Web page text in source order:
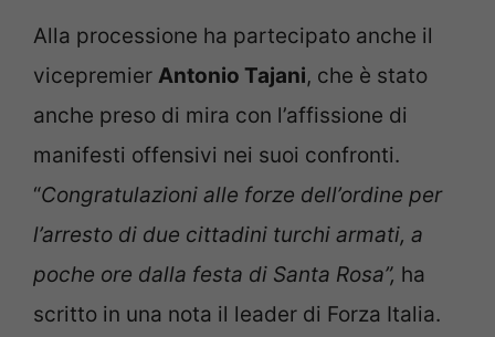
Alla processione ha partecipato anche il
vicepremier Antonio Tajani, che è stato
anche preso di mira con l’affissione di
manifesti offensivi nei suoi confronti.
“Congratulazioni alle forze dell’ordine per
l’arresto di due cittadini turchi armati, a
poche ore dalla festa di Santa Rosa”, ha
scritto in una nota il leader di Forza Italia.